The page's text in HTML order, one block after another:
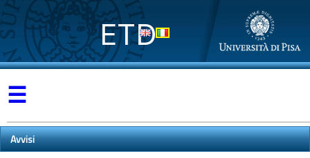
ETD
☰
Avvisi